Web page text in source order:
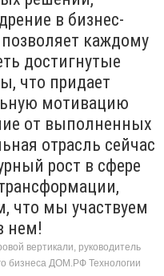
в бизнес-
каждому
достигнутые
что придает
мотивацию
от выполненных
отрасль сейчас
рост в сфере
что мы участвуем
нем!
вертикали, руководитель
бизнеса ДОМ.РФ Технологии